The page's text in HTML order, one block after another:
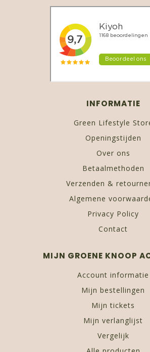
INFORMATIE
Green Lifestyle
Openingstijden
Over ons
Betaalmethoden
Verzenden &
Algemene
Privacy Policy
Contact
MIJN GROENE KNOOP
Account informatie
Mijn bestellingen
Mijn tickets
Mijn verlanglijst
Vergelijk